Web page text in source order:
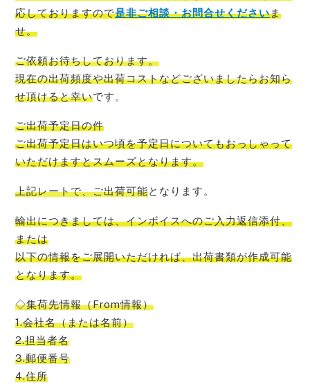
応しておりますので是非ご相談・お問合せくださいま
せ。
ご依頼お待ちしております。
現在の出荷頻度や出荷コストなどございましたらお知ら
せ頂けると幸いです。
ご出荷予定日の件
ご出荷予定日はいつ頃を予定日についてもおっしゃって
いただけますとスムーズとなります。
上記レートで、ご出荷可能となります。
輸出につきましては、インボイスへのご入力返信添付、
または
以下の情報をご展開いただければ、出荷書類が作成可能
となります。
◇集荷先情報（From情報）
1.会社名（または名前）
2.担当者名
3.郵便番号
4.住所